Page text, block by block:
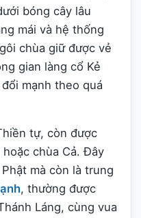
bóng cây lâu
mái và hệ thống
chùa giữ được vẻ
gian làng cổ Kẻ
mạnh theo quá
tự, còn được
chùa Cả. Đây
mà còn là trung
, thường được
Láng, cùng vua